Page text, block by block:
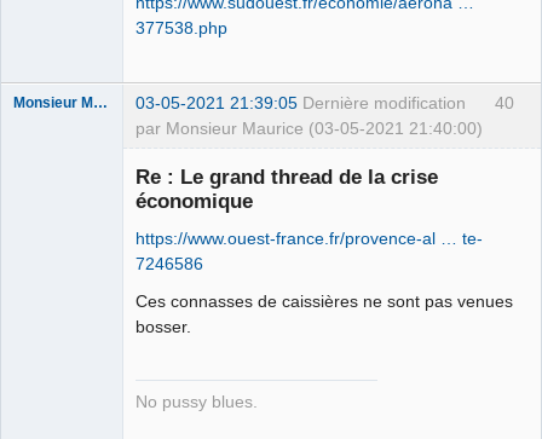
377538.php
40
Monsieur Maurice 03-05-2021 21:39:05 Dernière modification
par Monsieur Maurice (03-05-2021 21:40:00)
Re : Le grand thread de la crise
économique
https://www.ouest-france.fr/provence-al … te-
7246586
Ces connasses de caissières ne sont pas venues
bosser.
No pussy blues.